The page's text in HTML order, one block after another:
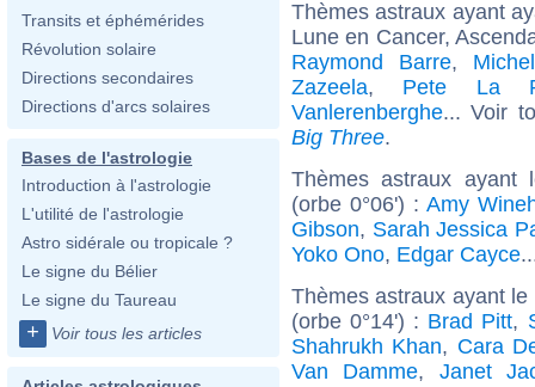
Transits et éphémérides
Révolution solaire
Directions secondaires
Directions d'arcs solaires
Bases de l'astrologie
Introduction à l'astrologie
L'utilité de l'astrologie
Astro sidérale ou tropicale ?
Le signe du Bélier
Le signe du Taureau
+ Voir tous les articles
Thèmes astraux ayant
Lune en Cancer,
Raymond Barre,
Zazeela, Pete La
Vanlerenberghe... Voir
Big Three.
Thèmes astraux ayant
(orbe 0°06') :Amy
Gibson, Sarah Jessica
Yoko Ono, Edgar Cayce
Thèmes astraux ayant
(orbe 0°14') : Brad Pitt,
Shahrukh Khan, Cara
Van Damme, Janet